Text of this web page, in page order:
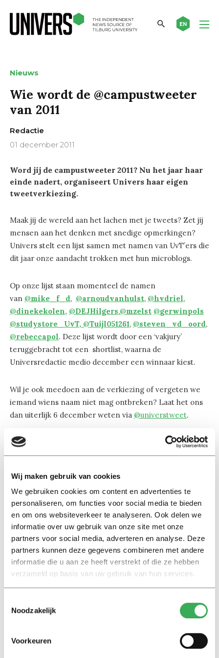
Wij maken gebruik van cookies
We gebruiken cookies om content en advertenties te
personaliseren, om functies voor social media te bieden
en om ons websiteverkeer te analyseren. Ook delen we
informatie over uw gebruik van onze site met onze
partners voor social media, adverteren en analyse. Deze
partners kunnen deze gegevens combineren met andere
informatie die u aan ze heeft verstrekt of die ze hebben
verzameld op basis van uw gebruik van hun services.
Noodzakelijk
Voorkeuren
EN
Nieuws
Wie wordt de @campustweeter
van 2011
Redactie
01 december 2011
Word jij de campustweeter 2011? Nu het jaar haar
einde nadert, organiseert Univers haar eigen
tweetverkiezing.
Maak jij de wereld aan het lachen met je tweets? Zet jij
mensen aan het denken met snedige opmerkingen?
Univers stelt een lijst samen met namen van UvT’ers die
dit jaar onze aandacht trokken met hun microblogs.
Op onze lijst staan momenteel de namen
van @mike_f_d, @arnoudvanhulst, @hvdriel,
@dinekekolen, @DEJHilgers,@mzelst @gerwinpols
@studystore_UvT, @Tuijl051261, @steven_vd_oord,
@rebeccapol. Deze lijst wordt door een ‘vakjury’
teruggebracht tot een shortlist, waarna de
Universredactie medio december een winnaar kiest.
Wil je ook meedoen aan de verkiezing of vergeten we
iemand wiens naam niet mag ontbreken? Laat het ons
dan uiterlijk 6 december weten via @universtweet.
De winnaar wordt op deze site en in Univers magazine
van 15 december bekend gemaakt.
Lees ook
Interview
Marion Koopmans over online
‘Wetenschappers, kom die